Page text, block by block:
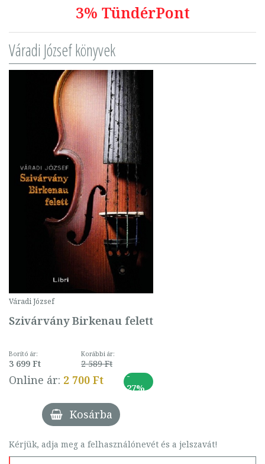
3% TündérPont
Váradi József könyvek
Váradi József
Szivárvány Birkenau felett
Borító ár:
3 699 Ft
Korábbi ár:
2 589 Ft
Online ár: 2 700 Ft
-
27%
Kosárba
Kérjük, adja meg a felhasználónevét és a jelszavát!